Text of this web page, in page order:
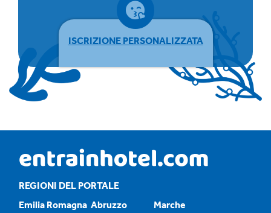
ISCRIZIONE PERSONALIZZATA
REGIONI DEL PORTALE
Emilia Romagna Abruzzo Marche